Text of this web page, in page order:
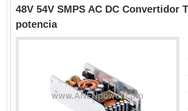
48V 54V SMPS AC DC
potencia